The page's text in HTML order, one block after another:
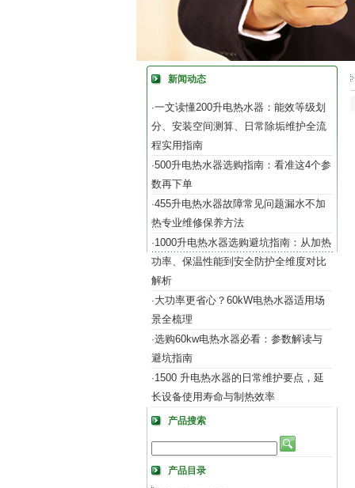
新闻动态
·一文读懂200升电热水器：能效等级划
分、安装空间测算、日常除垢维护全流
程实用指南
·500升电热水器选购指南：看准这4个参
数再下单
·455升电热水器故障常见问题漏水不加
热专业维修保养方法
·1000升电热水器选购避坑指南：从加热
功率、保温性能到安全防护全维度对比
解析
·大功率更省心？60kW电热水器适用场
景全梳理
·选购60kw电热水器必看：参数解读与
避坑指南
·1500 升电热水器的日常维护要点，延
长设备使用寿命与制热效率
产品搜索
产品目录